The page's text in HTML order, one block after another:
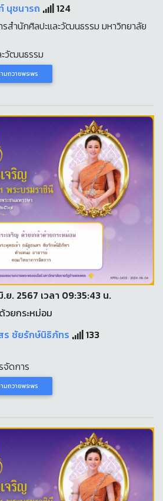
นุชนารถ
124
สำนักศิลปะและวัฒนธรรม มหาวิทยาลัย
วัฒนธรรม
มถวายพระพร
ย. 2567 เวลา 09:35:43 น.
วยกระหม่อม
ร ชัยรักษ์นิธิภัทร
133
จัดการ
มถวายพระพร